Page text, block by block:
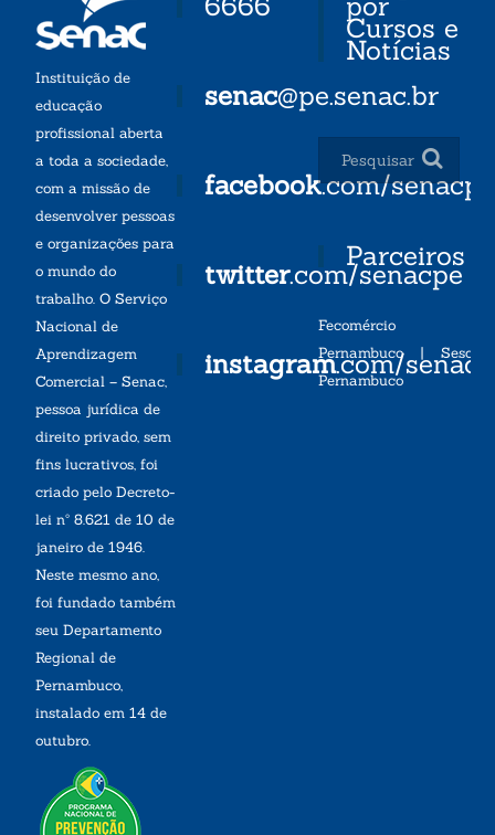
Instituição de
educação
profissional aberta
a toda a sociedade,
com a missão de
desenvolver pessoas
e organizações para
o mundo do
trabalho. O Serviço
Nacional de
Aprendizagem
Comercial – Senac,
pessoa jurídica de
direito privado, sem
fins lucrativos, foi
criado pelo Decreto-
lei nº 8.621 de 10 de
janeiro de 1946.
Neste mesmo ano,
foi fundado também
seu Departamento
Regional de
Pernambuco,
instalado em 14 de
outubro.
senac@pe.senac.br
facebook.com/senacpe
twitter.com/senacpe
instagram.com/
Cursos e
Notícias
Parceiros
Fecomércio
Pernambuco| Sesc
Pernambuco